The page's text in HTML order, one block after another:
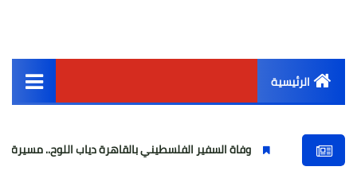
الرئيسية
أخبار مصر
وفاة السفير الفلسطيني بالقاهرة دياب اللوح.. مسيرة وطنية